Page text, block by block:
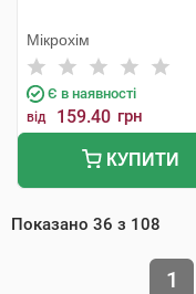
Мікрохім
Є в наявності
від 159.40 грн
КУПИТИ
Показано 36 з 108
1